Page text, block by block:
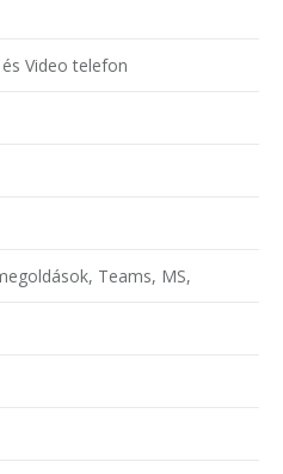
Video telefon
Teams, MS,